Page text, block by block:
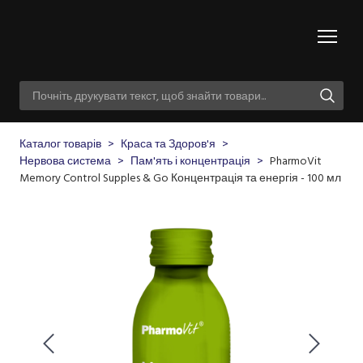
Каталог товарів
Краса та Здоров'я
Нервова система
Пам'ять і концентрація
PharmoVit
Memory Control Supples & Go Концентрація та енергія - 100 мл